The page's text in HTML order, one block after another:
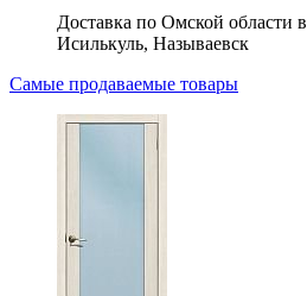
Доставка по Омской области
Исилькуль, Называевск
Самые продаваемые товары